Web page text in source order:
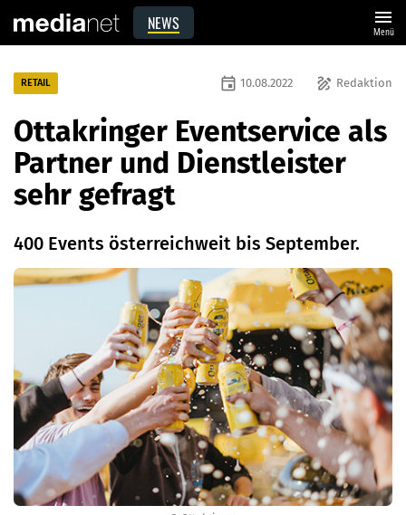
NEWS menu
Menü
RETAIL draw Redaktion
event 10.08.2022
Ottakringer Eventservice als
Partner und Dienstleister
sehr gefragt
400 Events österreichweit bis September.